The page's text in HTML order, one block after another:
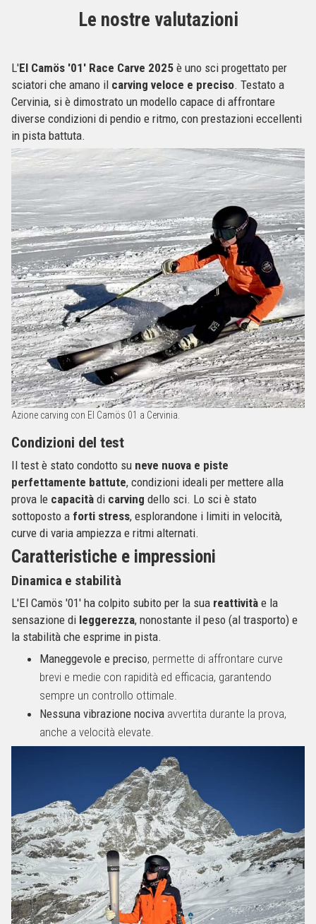
Le nostre valutazioni
L'El Camös '01' Race Carve 2025 è uno sci progettato per
sciatori che amano il carving veloce e preciso. Testato a
Cervinia, si è dimostrato un modello capace di affrontare
diverse condizioni di pendio e ritmo, con prestazioni eccellenti
in pista battuta.
Azione carving con El Camös 01 a Cervinia.
Condizioni del test
Il test è stato condotto su neve nuova e piste
perfettamente battute, condizioni ideali per mettere alla
prova le capacità di carving dello sci. Lo sci è stato
sottoposto a forti stress, esplorandone i limiti in velocità,
curve di varia ampiezza e ritmi alternati.
Caratteristiche e impressioni
Dinamica e stabilità
L'El Camös '01' ha colpito subito per la sua reattività e la
sensazione di leggerezza, nonostante il peso (al trasporto) e
la stabilità che esprime in pista.
Maneggevole e preciso, permette di affrontare curve
brevi e medie con rapidità ed efficacia, garantendo
sempre un controllo ottimale.
Nessuna vibrazione nociva avvertita durante la prova,
anche a velocità elevate.